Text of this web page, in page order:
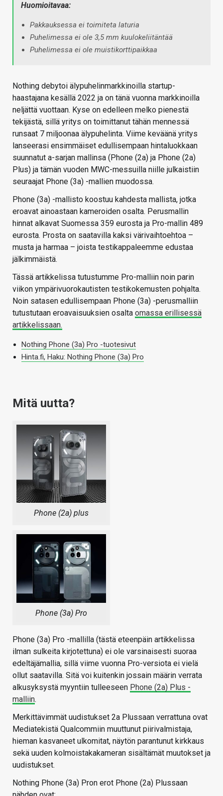
Huomioitavaa:
Pakkauksessa ei toimiteta laturia
Puhelimessa ei ole 3,5 mm kuulokeliitäntää
Puhelimessa ei ole muistikorttipaikkaa
Nothing debytoi älypuhelinmarkkinoilla startup-
haastajana kesällä 2022 ja on tänä vuonna markkinoilla
neljättä vuottaan. Kyse on edelleen melko pienestä
tekijästä, sillä yritys on toimittanut tähän mennessä
runsaat 7 miljoonaa älypuhelinta. Viime keväänä yritys
lanseerasi ensimmäiset edullisempaan hintaluokkaan
suunnatut a-sarjan mallinsa (Phone (2a) ja Phone (2a)
Plus) ja tämän vuoden MWC-messuilla niille julkaistiin
seuraajat Phone (3a) -mallien muodossa.
Phone (3a) -mallisto koostuu kahdesta mallista, jotka
eroavat ainoastaan kameroiden osalta. Perusmallin
hinnat alkavat Suomessa 359 eurosta ja Pro-mallin 489
eurosta. Prosta on saatavilla kaksi värivaihtoehtoa –
musta ja harmaa – joista testikappaleemme edustaa
jälkimmäistä.
Tässä artikkelissa tutustumme Pro-malliin noin parin
viikon ympärivuorokautisten testikokemusten pohjalta.
Noin satasen edullisempaan Phone (3a) -perusmalliin
tutustutaan eroavaisuuksien osalta omassa erillisessä
artikkelissaan.
Nothing Phone (3a) Pro -tuotesivut
Hinta.fi, Haku: Nothing Phone (3a) Pro
Mitä uutta?
Phone (2a) plus
Phone (3a) Pro
Phone (3a) Pro -mallilla (tästä eteenpäin artikkelissa
ilman sulkeita kirjotettuna) ei ole varsinaisesti suoraa
edeltäjämallia, sillä viime vuonna Pro-versiota ei vielä
ollut saatavilla. Sitä voi kuitenkin jossain määrin verrata
alkusyksystä myyntiin tulleeseen Phone (2a) Plus -
malliin.
Merkittävimmät uudistukset 2a Plussaan verrattuna ovat
Mediatekistä Qualcommiin muuttunut piirivalmistaja,
hieman kasvaneet ulkomitat, näytön parantunut kirkkaus
sekä uuden kolmoistakakameran sisältämät muutokset ja
uudistukset.
Nothing Phone (3a) Pron erot Phone (2a) Plussaan